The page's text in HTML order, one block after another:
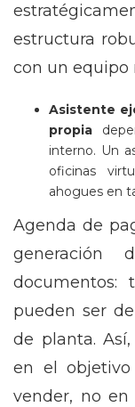
estructura
con un equipo
Asistente
propia
interno. Un
oficinas
ahogues en
Agenda de
generación
documentos:
pueden ser
de planta.
en el objetivo
vender, no en